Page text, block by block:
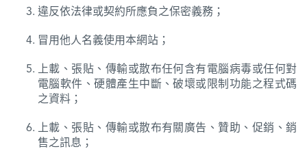
違反依法律或契約所應負之保密義務；
冒用他人名義使用本網站；
上載、張貼、傳輸或散布任何含有電腦病毒或任何對
電腦軟件、硬體產生中斷、破壞或限制功能之程式碼
之資料；
上載、張貼、傳輸或散布有關廣告、贊助、促銷、銷
售之訊息；